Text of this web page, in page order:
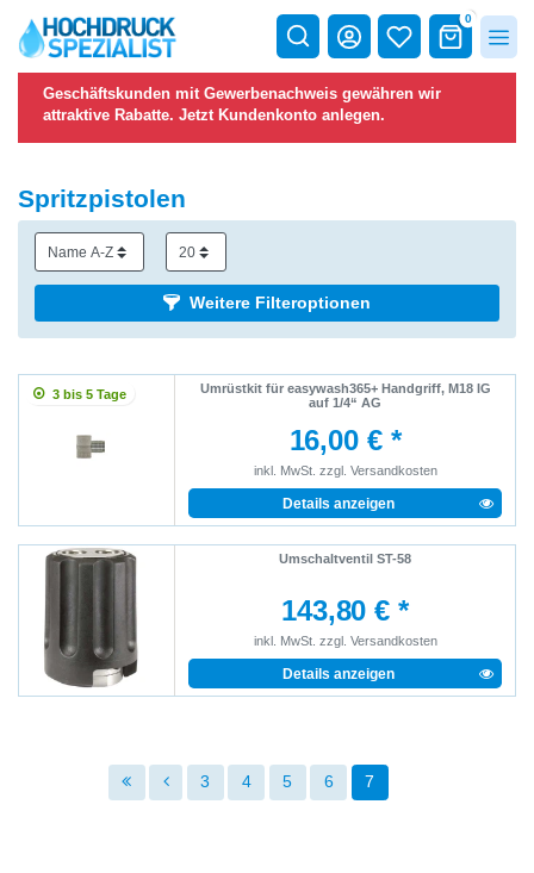
0
Geschäftskunden mit Gewerbenachweis gewähren wir
attraktive Rabatte. Jetzt Kundenkonto anlegen.
Spritzpistolen
Weitere Filteroptionen
3 bis 5 Tage
Umrüstkit für easywash365+ Handgriff, M18 IG
auf 1/4“ AG
16,00 € *
inkl. MwSt. zzgl. Versandkosten
Details anzeigen
Umschaltventil ST-58
143,80 € *
inkl. MwSt. zzgl. Versandkosten
Details anzeigen
3 4 5 6 7